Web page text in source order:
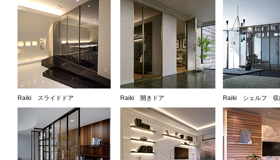
Raiki スライドドア Raiki 開きドア Raiki シェルフ 収